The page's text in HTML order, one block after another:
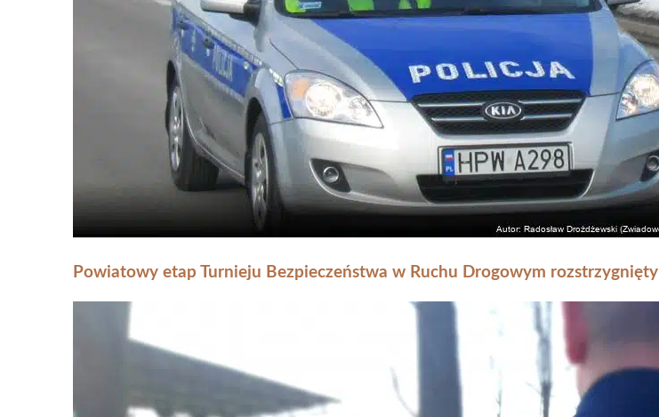
Powiatowy etap Turnieju Bezpieczeństwa w Ruchu Drogowym rozstrzygnięty